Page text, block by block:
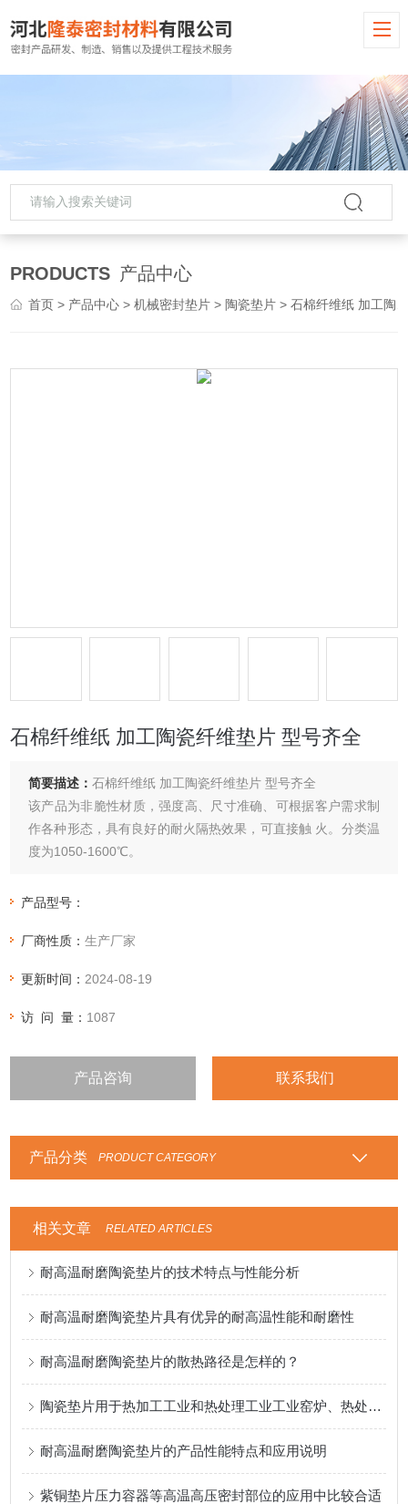
PRODUCTS 产品中心
首页 > 产品中心 >机械密封垫片 > 陶瓷垫片 > 石棉纤维纸 加工陶瓷纤维垫片 型号齐全
石棉纤维纸 加工陶瓷纤维垫片 型号齐全
简要描述：石棉纤维纸 加工陶瓷纤维垫片 型号齐全
该产品为非脆性材质，强度高、尺寸准确、可根据客户需求制
作各种形态，具有良好的耐火隔热效果，可直接触 火。分类温
度为1050-1600℃。
产品型号：
厂商性质：生产厂家
更新时间： 2024-08-19
访 问 量： 1087
产品咨询 联系我们
产品分类 PRODUCT CATEGORY
相关文章 RELATED ARTICLES
耐高温耐磨陶瓷垫片的技术特点与性能分析
耐高温耐磨陶瓷垫片具有优异的耐高温性能和耐磨性
耐高温耐磨陶瓷垫片的散热路径是怎样的？
陶瓷垫片用于热加工工业和热处理工业工业窑炉、热处理设备等热处理设备
耐高温耐磨陶瓷垫片的产品性能特点和应用说明
紫铜垫片压力容器等高温高压密封部位的应用中比较合适